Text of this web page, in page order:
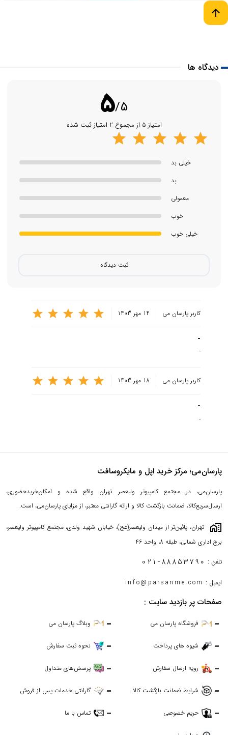
وارد می‌شود.
این کیبورد، دستگاه شما را تبدیل به یک لپ تاپ خواهد کرد زیرا سخت
این مدل از کیبوردهای سرفس، کلیدهای بسیار نرمی دارد که تایپ با آن‌ها
این کیبورد، مخصوص سرفیس پرو X هست که به دلیل یکسان بودن
با توجه به اینکه همراه با این کیبورد قلم وجود ندارد باید قلم و شارژر قلم را
بیشتر خواهد کرد. بنابراین پیشنهاد ما به شما خریدکیبورد سرفیس
خواهد بود که هم جدیدتر است و هم اینکه شما را از خرید
جداگانه اقلام یاد شده با بهای بیشتر بی‌نیاز می‌کند. البته با توجه به اینکه
کنید که نسخه کیبورد کوپایلت بدون قلم
arrow_upward
دیدگاه ها
5/5
امتیاز 5 از مجموع 2 امتیاز ثبت شده
خیلی بد
بد
معمولی
خوب
خیلی خوب
ثبت دیدگاه
کاربر پارسان می 14 مهر 1403
-
-
کاربر پارسان می 18 مهر 1403
-
-
پارسان‌می؛ مرکز خرید اپل و مایکروسافت
پارسان‌می، در مجتمع کامپیوتر ولیعصر تهران واقع شده و امکان‌خریدحضوری،
ارسال‌سریع‌کالا، ضمانت بازگشت کالا و ارائه گارانتی معتبر، از مزایای پارسان‌می، است.
maps_home_work
تهران، پائین‌تر از میدان ولیعصر(عج)، خیابان شهید ولدی، مجتمع کامپیوتر ولیعصر،
برج اداری شمالی، طبقه 8، واحد 46
تلفن : 021-88853790
ایمیل : info@parsanme.com
صفحات پر بازدید سایت :
فروشگاه پارسان می وبلاگ پارسان می
شیوه های پرداخت نحوه ثبت سفارش
رویه ارسال سفارش پرسش‌های متداول
شرایط ضمانت بازگشت کالا گارانتی خدمات پس از فروش
حریم خصوصی تماس با ما